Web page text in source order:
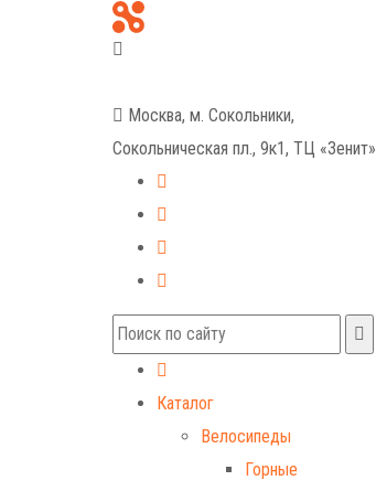
Москва, м. Сокольники,
Сокольническая пл., 9к1, ТЦ «Зенит»
Каталог
Велосипеды
Горные